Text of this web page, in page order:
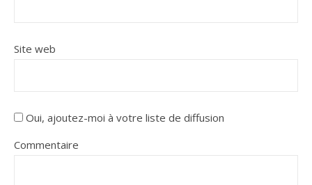
Site web
Oui, ajoutez-moi à votre liste de diffusion
Commentaire